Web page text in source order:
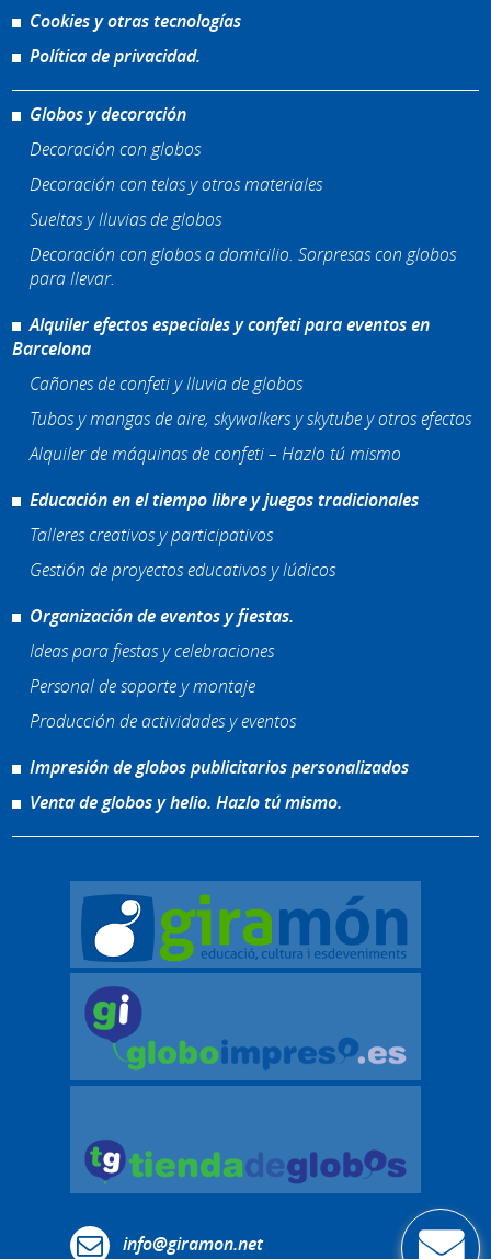
Cookies y otras tecnologías
Política de privacidad.
Globos y decoración
Decoración con globos
Decoración con telas y otros materiales
Sueltas y lluvias de globos
Decoración con globos a domicilio. Sorpresas con globos
para llevar.
Alquiler efectos especiales y confeti para eventos en
Barcelona
Cañones de confeti y lluvia de globos
Tubos y mangas de aire, skywalkers y skytube y otros efectos
Alquiler de máquinas de confeti – Hazlo tú mismo
Educación en el tiempo libre y juegos tradicionales
Talleres creativos y participativos
Gestión de proyectos educativos y lúdicos
Organización de eventos y fiestas.
Ideas para fiestas y celebraciones
Personal de soporte y montaje
Producción de actividades y eventos
Impresión de globos publicitarios personalizados
Venta de globos y helio. Hazlo tú mismo.
info@giramon.net